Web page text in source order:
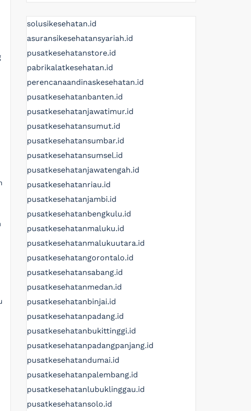
solusikesehatan.id
asuransikesehatansyariah.id
pusatkesehatanstore.id
pabrikalatkesehatan.id
perencanaandinaskesehatan.id
pusatkesehatanbanten.id
pusatkesehatanjawatimur.id
pusatkesehatansumut.id
pusatkesehatansumbar.id
pusatkesehatansumsel.id
pusatkesehatanjawatengah.id
pusatkesehatanriau.id
pusatkesehatanjambi.id
pusatkesehatanbengkulu.id
pusatkesehatanmaluku.id
pusatkesehatanmalukuutara.id
pusatkesehatangorontalo.id
pusatkesehatansabang.id
pusatkesehatanmedan.id
pusatkesehatanbinjai.id
pusatkesehatanpadang.id
pusatkesehatanbukittinggi.id
pusatkesehatanpadangpanjang.id
pusatkesehatandumai.id
pusatkesehatanpalembang.id
pusatkesehatanlubuklinggau.id
pusatkesehatansolo.id